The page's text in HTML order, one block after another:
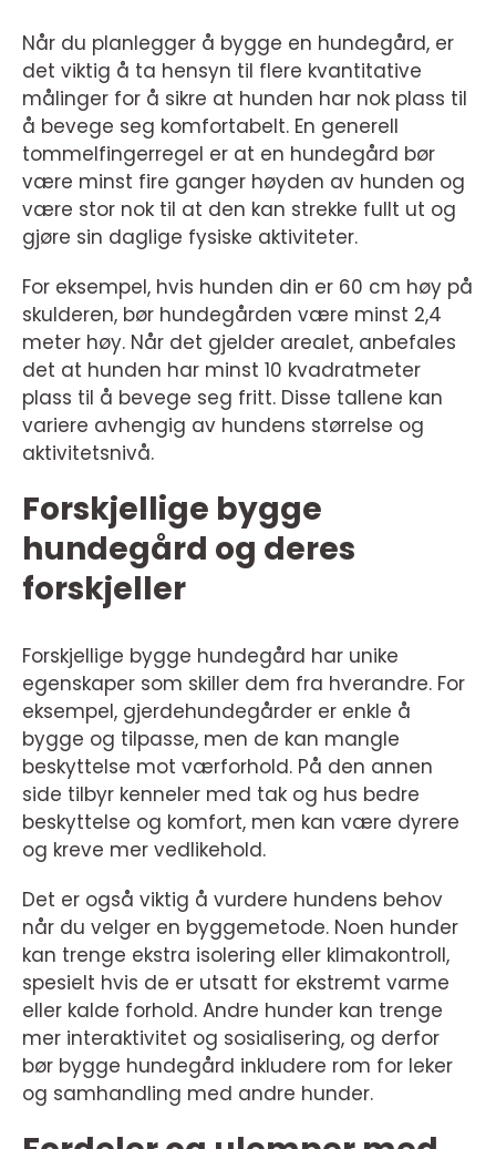
Når du planlegger å bygge en hundegård, er
det viktig å ta hensyn til flere kvantitative
målinger for å sikre at hunden har nok plass til
å bevege seg komfortabelt. En generell
tommelfingerregel er at en hundegård bør
være minst fire ganger høyden av hunden og
være stor nok til at den kan strekke fullt ut og
gjøre sin daglige fysiske aktiviteter.
For eksempel, hvis hunden din er 60 cm høy på
skulderen, bør hundegården være minst 2,4
meter høy. Når det gjelder arealet, anbefales
det at hunden har minst 10 kvadratmeter
plass til å bevege seg fritt. Disse tallene kan
variere avhengig av hundens størrelse og
aktivitetsnivå.
Forskjellige bygge
hundegård og deres
forskjeller
Forskjellige bygge hundegård har unike
egenskaper som skiller dem fra hverandre. For
eksempel, gjerdehundegårder er enkle å
bygge og tilpasse, men de kan mangle
beskyttelse mot værforhold. På den annen
side tilbyr kenneler med tak og hus bedre
beskyttelse og komfort, men kan være dyrere
og kreve mer vedlikehold.
Det er også viktig å vurdere hundens behov
når du velger en byggemetode. Noen hunder
kan trenge ekstra isolering eller klimakontroll,
spesielt hvis de er utsatt for ekstremt varme
eller kalde forhold. Andre hunder kan trenge
mer interaktivitet og sosialisering, og derfor
bør bygge hundegård inkludere rom for leker
og samhandling med andre hunder.